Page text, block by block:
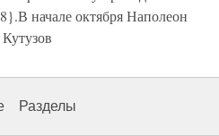
начале октября Наполеон
Разделы